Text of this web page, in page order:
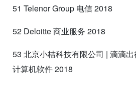
51 Telenor Group 电信 2018
52 Deloitte 商业服务 2018
53 北京小桔科技有限公司 | 滴滴出
计算机软件 2018